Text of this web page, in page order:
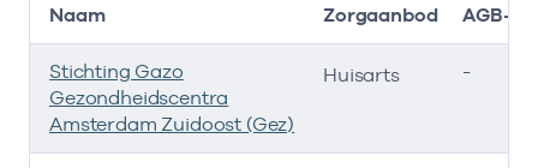
Naam Zorgaanbod AGB-
Stichting Gazo
Gezondheidscentra
Amsterdam Zuidoost (Gez)
Huisarts -